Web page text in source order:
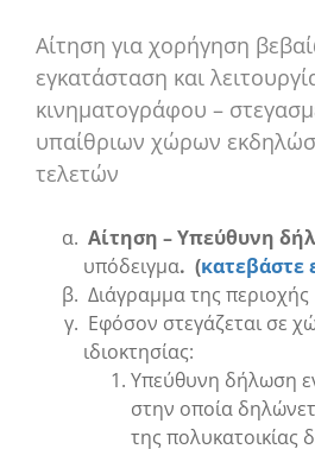
Αίτηση για χορήγηση
εγκατάσταση και
κινηματογράφου –
υπαίθριων χώρων
τελετών
Αίτηση – Υπεύθυνη
υπόδειγμα. (κατεβάστε
Διάγραμμα της περιοχής
Εφόσον στεγάζεται σε
ιδιοκτησίας:
Υπεύθυνη δήλωση
στην οποία
της πολυκατοικίας